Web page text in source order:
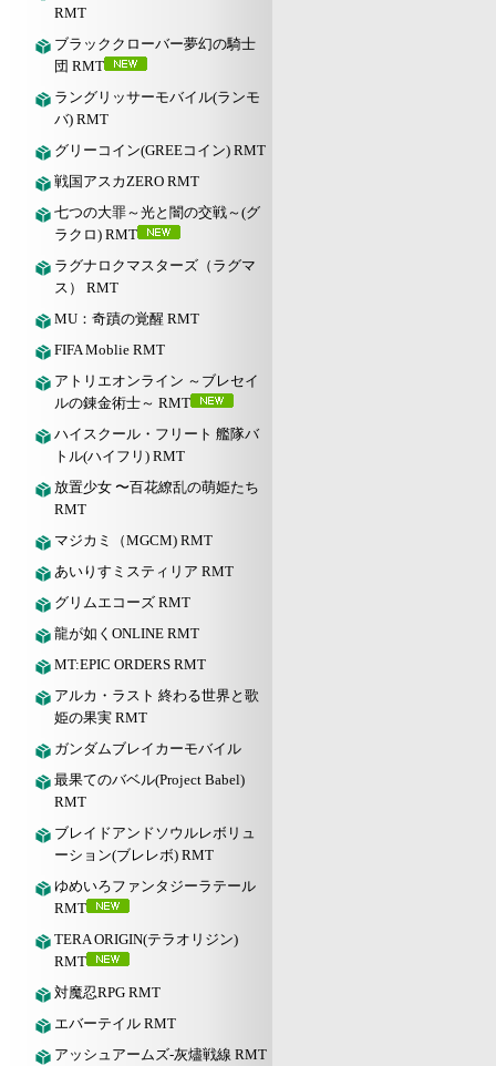
RMT
ブラッククローバー夢幻の騎士
団 RMT
ラングリッサーモバイル(ランモ
バ) RMT
グリーコイン(GREEコイン) RMT
戦国アスカZERO RMT
七つの大罪～光と闇の交戦～(グ
ラクロ) RMT
ラグナロクマスターズ（ラグマ
ス） RMT
MU：奇蹟の覚醒 RMT
FIFA Moblie RMT
アトリエオンライン ～ブレセイ
ルの錬金術士～ RMT
ハイスクール・フリート 艦隊バ
トル(ハイフリ) RMT
放置少女 〜百花繚乱の萌姫たち
RMT
マジカミ（MGCM) RMT
あいりすミスティリア RMT
グリムエコーズ RMT
龍が如くONLINE RMT
MT:EPIC ORDERS RMT
アルカ・ラスト 終わる世界と歌
姫の果実 RMT
ガンダムブレイカーモバイル
最果てのバベル(Project Babel)
RMT
ブレイドアンドソウルレボリュ
ーション(ブレレボ) RMT
ゆめいろファンタジーラテール
RMT
TERA ORIGIN(テラオリジン)
RMT
対魔忍RPG RMT
エバーテイル RMT
アッシュアームズ‐灰燼戦線 RMT